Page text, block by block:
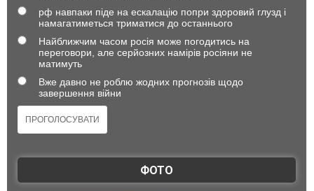
рф навпаки піде на ескалацію попри здоровий глузд і
намагатиметься триматися до останнього
Найближчим часом росія може погодитись на
переговори, але серйозних намірів росіяни не
матимуть
Вже давно не роблю жодних прогнозів щодо
завершення війни
ФОТО